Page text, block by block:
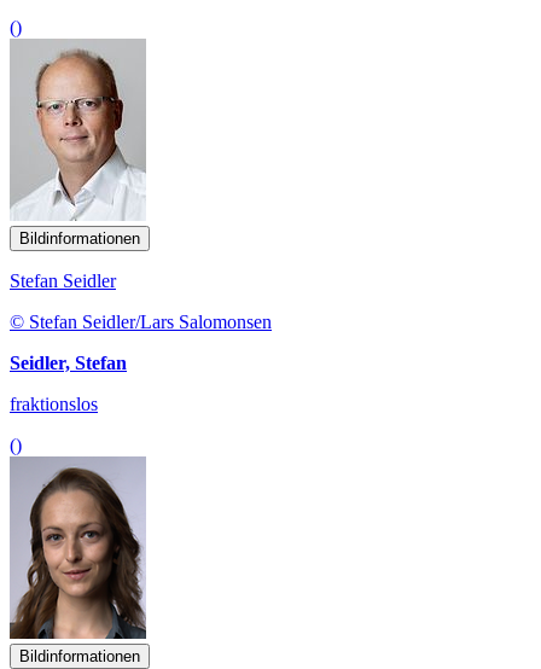
()
Bildinformationen
Stefan Seidler
© Stefan Seidler/Lars Salomonsen
Seidler, Stefan
fraktionslos
()
Bildinformationen